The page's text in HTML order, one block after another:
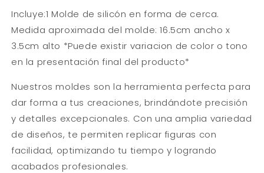
1
1
Incluye:1 Molde de silicón en forma de cerca.
Medida aproximada del molde: 16.5cm ancho x
3.5cm alto *Puede existir variacion de color o tono
en la presentación final del producto*
Nuestros moldes son la herramienta perfecta para
dar forma a tus creaciones, brindándote precisión
y detalles excepcionales. Con una amplia variedad
de diseños, te permiten replicar figuras con
facilidad, optimizando tu tiempo y logrando
acabados profesionales.